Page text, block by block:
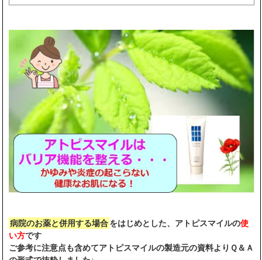
病院のお薬と併用する場合をはじめとした、アトピスマイルの使
い方です
ご参考に注意点も含めてアトピスマイルの製造元の資料よりＱ＆Ａ